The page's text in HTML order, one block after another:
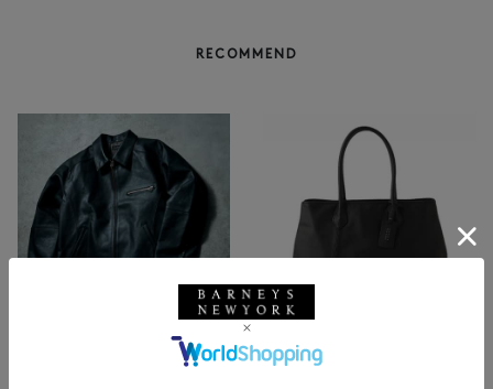
RECOMMEND
BARNEYS NEW YORK